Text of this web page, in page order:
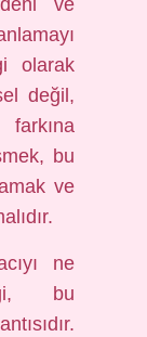
ve
olarak
değil,
bu
ve
ne
bu